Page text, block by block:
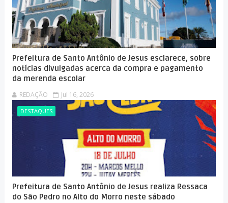
Prefeitura de Santo Antônio de Jesus esclarece, sobre
notícias divulgadas acerca da compra e pagamento
da merenda escolar
REDAÇÃO Jul 16, 2026
DESTAQUES
Prefeitura de Santo Antônio de Jesus realiza Ressaca
do São Pedro no Alto do Morro neste sábado